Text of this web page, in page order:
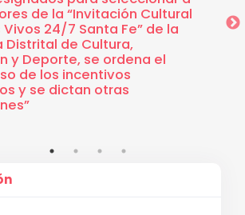
de la “Invitación Cultural
24/7 Santa Fe” de la
Distrital de Cultura,
y Deporte, se ordena el
de los incentivos
y se dictan otras